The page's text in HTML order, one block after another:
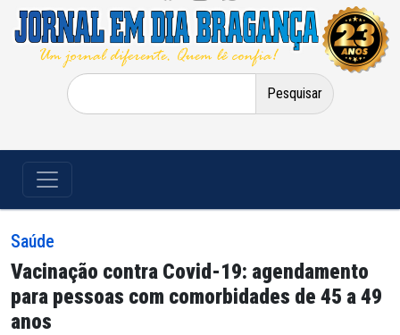
Pesquisar
por:
Saúde
Vacinação contra Covid-19: agendamento
para pessoas com comorbidades de 45 a 49
anos